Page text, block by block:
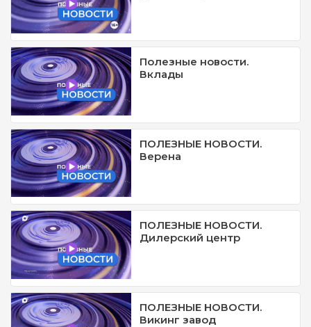
Полезные новости.
Вклады
ПОЛЕЗНЫЕ НОВОСТИ.
Верена
ПОЛЕЗНЫЕ НОВОСТИ.
Дилерский центр
ПОЛЕЗНЫЕ НОВОСТИ.
Викинг завод